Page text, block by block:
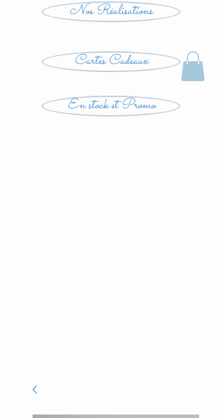
Nos Réalisations
Cartes Cadeaux
En stock et Promo